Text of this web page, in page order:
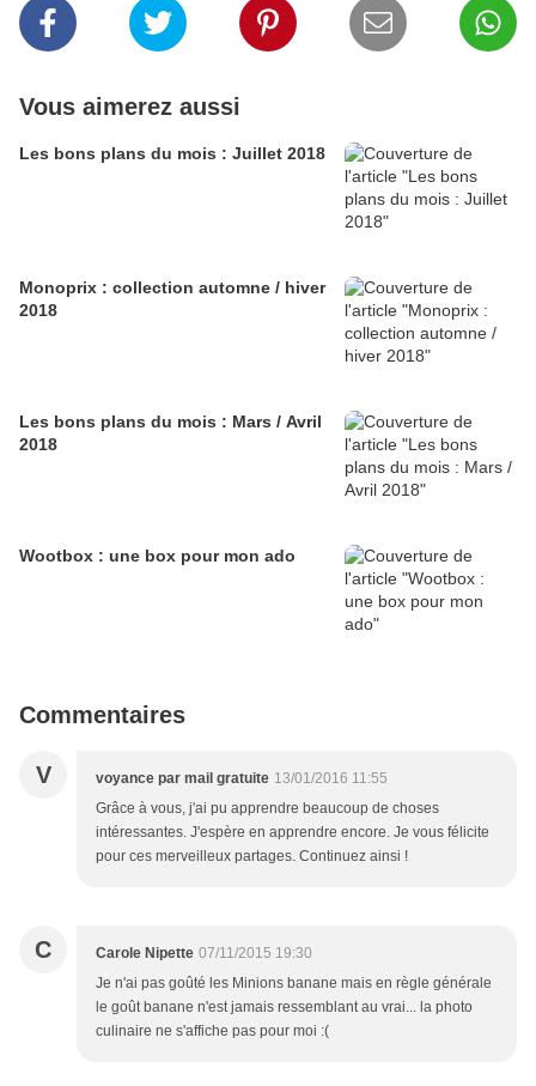
Vous aimerez aussi
Les bons plans du mois : Juillet 2018
Monoprix : collection automne / hiver
2018
Les bons plans du mois : Mars / Avril
2018
Wootbox : une box pour mon ado
Commentaires
V voyance par mail gratuite 13/01/2016 11:55
Grâce à vous, j'ai pu apprendre beaucoup de choses
intéressantes. J'espère en apprendre encore. Je vous félicite
pour ces merveilleux partages. Continuez ainsi !
C Carole Nipette 07/11/2015 19:30
Je n'ai pas goûté les Minions banane mais en règle générale
le goût banane n'est jamais ressemblant au vrai... la photo
culinaire ne s'affiche pas pour moi :(